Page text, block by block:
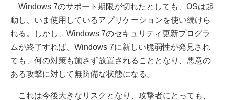
Windows 7のサポート期限が切れたとしても、OSは起
動し、いま使用しているアプリケーションを使い続けら
れる。しかし、Windows 7のセキュリティ更新プログラ
ムが終了すれば、Windows 7に新しい脆弱性が発見され
ても、何の対策も施さず放置されることとなり、悪意の
ある攻撃に対して無防備な状態になる。
これは今後大きなリスクとなり、攻撃者にとっても、